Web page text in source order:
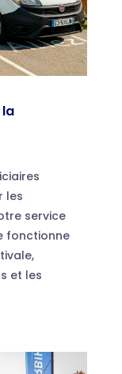
la
les
service
fonctionne
et les